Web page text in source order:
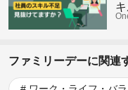
ファミリーデーに関連